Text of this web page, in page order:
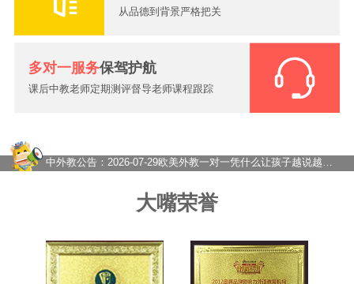
从品德到背景严格把关
多对一服务保驾护航
课后中教老师定期测评督导老师课程跟踪
中外教公告：
2026-07-24
一对一外教课怎么选？大嘴外教高性价比外教提升英语口语
2026-08-07
暑假英语别只顾刷题，真正决定开学成绩的，是这种坚持！
2026-08-05上海发布中小学AI素养评价框架！AI进课堂，英语该怎么学得重新想
2026-07-29欧美外教一对一凭什么让孩子越说越流利？
2026-07-27在线一对一外教网课怎么选？价格如何？——从踩坑到稳定的真实经历
2026-07-24一对一外教课怎么选？大嘴外教高性价比外教提升英语口语
大嘴荣誉